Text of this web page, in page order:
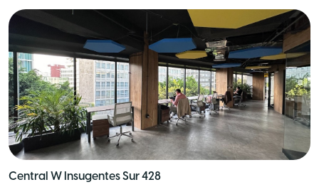
Central W Insugentes Sur 428